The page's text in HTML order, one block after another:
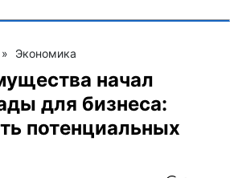
» Экономика
начал
для бизнеса:
потенциальных